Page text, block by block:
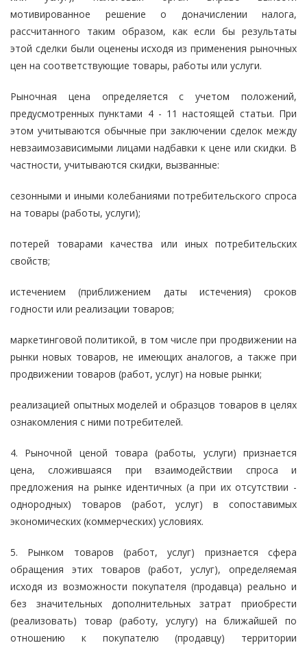
мотивированное решение о доначислении налога,
рассчитанного таким образом, как если бы результаты
этой сделки были оценены исходя из применения рыночных
цен на соответствующие товары, работы или услуги.
Рыночная цена определяется с учетом положений,
предусмотренных пунктами 4 - 11 настоящей статьи. При
этом учитываются обычные при заключении сделок между
невзаимозависимыми лицами надбавки к цене или скидки. В
частности, учитываются скидки, вызванные:
сезонными и иными колебаниями потребительского спроса
на товары (работы, услуги);
потерей товарами качества или иных потребительских
свойств;
истечением (приближением даты истечения) сроков
годности или реализации товаров;
маркетинговой политикой, в том числе при продвижении на
рынки новых товаров, не имеющих аналогов, а также при
продвижении товаров (работ, услуг) на новые рынки;
реализацией опытных моделей и образцов товаров в целях
ознакомления с ними потребителей.
4. Рыночной ценой товара (работы, услуги) признается
цена, сложившаяся при взаимодействии спроса и
предложения на рынке идентичных (а при их отсутствии -
однородных) товаров (работ, услуг) в сопоставимых
экономических (коммерческих) условиях.
5. Рынком товаров (работ, услуг) признается сфера
обращения этих товаров (работ, услуг), определяемая
исходя из возможности покупателя (продавца) реально и
без значительных дополнительных затрат приобрести
(реализовать) товар (работу, услугу) на ближайшей по
отношению к покупателю (продавцу) территории